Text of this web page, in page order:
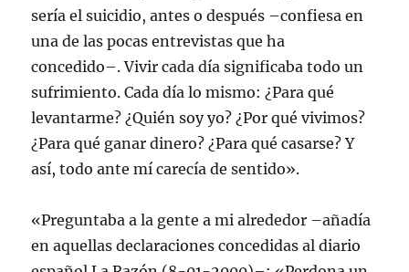
sería el suicidio, antes o después –confiesa en
una de las pocas entrevistas que ha
concedido–. Vivir cada día significaba todo un
sufrimiento. Cada día lo mismo: ¿Para qué
levantarme? ¿Quién soy yo? ¿Por qué vivimos?
¿Para qué ganar dinero? ¿Para qué casarse? Y
así, todo ante mí carecía de sentido».
«Preguntaba a la gente a mi alrededor –añadía
en aquellas declaraciones concedidas al diario